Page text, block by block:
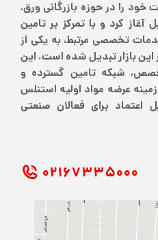
سال 1386 فعالیت خود را در حوزه بازرگانی ورق،
کرد و با تمرکز بر تامین
تخصصی مرتبط، به یکی از
بازار تبدیل شده است. این
شبکه تامین گسترده و
عرضه مواد اولیه استنلس
اعتماد برای فعالان صنعتی
۰۲۱ ۶۷۳۳۵۰۰۰